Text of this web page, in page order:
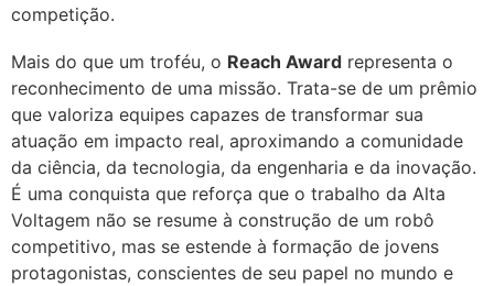
competição.
Mais do que um troféu, o Reach Award representa o
reconhecimento de uma missão. Trata-se de um prêmio
que valoriza equipes capazes de transformar sua
atuação em impacto real, aproximando a comunidade
da ciência, da tecnologia, da engenharia e da inovação.
É uma conquista que reforça que o trabalho da Alta
Voltagem não se resume à construção de um robô
competitivo, mas se estende à formação de jovens
protagonistas, conscientes de seu papel no mundo e